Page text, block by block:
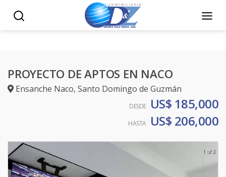
PROYECTO DE APTOS EN NACO
Ensanche Naco, Santo Domingo de Guzmán
DESDE US$ 185,000
HASTA US$ 206,000
1 of 8